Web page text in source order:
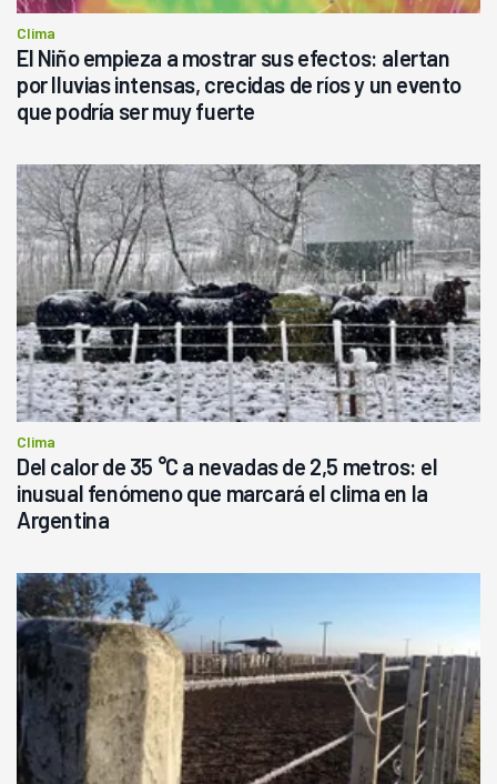
Clima
El Niño empieza a mostrar sus efectos: alertan
por lluvias intensas, crecidas de ríos y un evento
que podría ser muy fuerte
Clima
Del calor de 35 °C a nevadas de 2,5 metros: el
inusual fenómeno que marcará el clima en la
Argentina